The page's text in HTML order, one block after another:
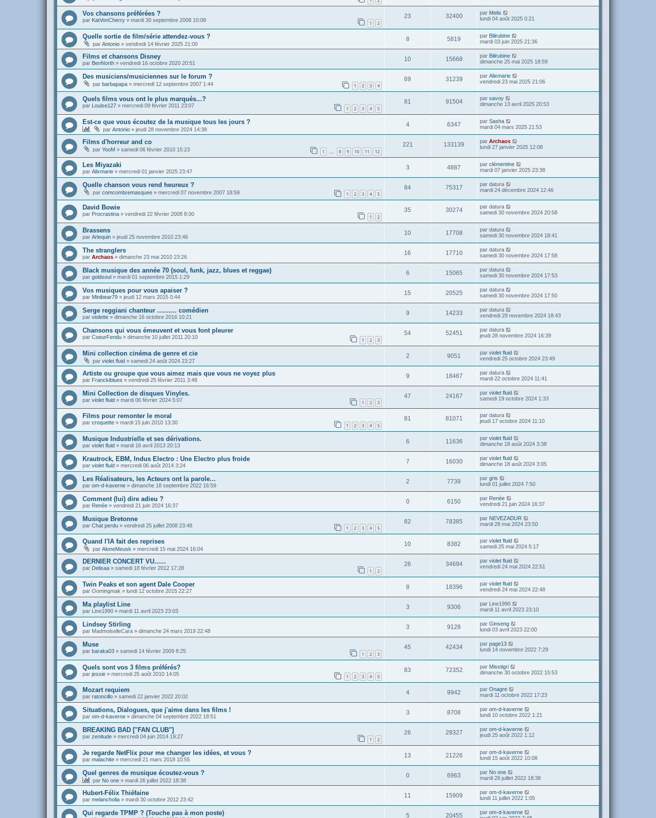
Vos chansons préférées ?
par KatVonCherry » mardi 30 septembre 2008 10:08 1 2
23 32400 par Melis
lundi 04 août 2025 0:21
Quelle sortie de film/série attendez-vous ?
par Antonio » vendredi 14 février 2025 21:00
8 5819 par Bilirubine
mardi 03 juin 2025 21:36
Films et chansons Disney
par BenNorth » vendredi 16 octobre 2020 20:51
10 15668 par Bilirubine
dimanche 25 mai 2025 18:59
Des musiciens/musiciennes sur le forum ?
par barbapapa » mercredi 12 septembre 2007 1:44 1 2 3 4
69 31239 par Alixmarie
vendredi 23 mai 2025 21:06
Quels films vous ont le plus marqués...?
par Louise127 » mercredi 09 février 2011 23:07 1 2 3 4 5
81 91504 par savoy
dimanche 13 avril 2025 20:53
Est-ce que vous écoutez de la musique tous les jours ?
par Antonio » jeudi 28 novembre 2024 14:38
4 6347 par Sasha
mardi 04 mars 2025 21:53
Films d'horreur and co
par YooM » samedi 06 février 2010 15:23 1 … 8 9 10 11 12
221 133139 par Archaos
lundi 27 janvier 2025 12:08
Les Miyazaki
par Alixmarie » mercredi 01 janvier 2025 23:47
3 4887 par clémentine
mardi 07 janvier 2025 23:38
Quelle chanson vous rend heureux ?
par comcombremasquee » mercredi 07 novembre 2007 18:59 1 2 3 4 5
84 75317 par datura
mardi 24 décembre 2024 12:46
David Bowie
par Procrastina » vendredi 22 février 2008 8:00 1 2
35 30274 par datura
samedi 30 novembre 2024 20:58
Brassens
par Arlequin » jeudi 25 novembre 2010 23:46
10 17708 par datura
samedi 30 novembre 2024 18:41
The stranglers
par Archaos » dimanche 23 mai 2010 23:26
16 17710 par datura
samedi 30 novembre 2024 17:58
Black musique des année 70 (soul, funk, jazz, blues et reggae)
par goldsoul » mardi 01 septembre 2015 1:29
6 15065 par datura
samedi 30 novembre 2024 17:53
Vos musiques pour vous apaiser ?
par Minibear79 » jeudi 12 mars 2015 0:44
15 20525 par datura
samedi 30 novembre 2024 17:50
Serge reggiani chanteur .......... comédien
par violette » dimanche 16 octobre 2016 10:21
9 14233 par datura
vendredi 29 novembre 2024 18:43
Chansons qui vous émeuvent et vous font pleurer
par CoeurFendu » dimanche 10 juillet 2011 20:10 1 2 3
54 52451 par datura
jeudi 28 novembre 2024 16:39
Mini collection cinéma de genre et cie
par violet fluid » samedi 24 août 2024 23:27
2 9051 par violet fluid
vendredi 25 octobre 2024 23:49
Artiste ou groupe que vous aimez mais que vous ne voyez plus
par Franckiblues » vendredi 25 février 2011 3:48
9 18467 par datura
mardi 22 octobre 2024 11:41
Mini Collection de disques Vinyles.
par violet fluid » mardi 06 février 2024 5:07 1 2 3
47 24167 par violet fluid
samedi 19 octobre 2024 1:33
Films pour remonter le moral
par croquette » mardi 15 juin 2010 13:30 1 2 3 4 5
81 81071 par datura
jeudi 17 octobre 2024 11:10
Musique Industrielle et ses dérivations.
par violet fluid » mardi 16 avril 2013 20:13
6 11636 par violet fluid
dimanche 18 août 2024 3:38
Krautrock, EBM, Indus Electro : Une Electro plus froide
par violet fluid » mercredi 06 août 2014 3:24
7 16030 par violet fluid
dimanche 18 août 2024 3:05
Les Réalisateurs, les Acteurs ont la parole...
par om-d-kaverne » dimanche 18 septembre 2022 16:59
2 7739 par gris
lundi 01 juillet 2024 7:50
Comment (lui) dire adieu ?
par Renée » vendredi 21 juin 2024 16:37
0 6150 par Renée
vendredi 21 juin 2024 16:37
Musique Bretonne
par Chat perdu » vendredi 25 juillet 2008 23:48 1 2 3 4 5
82 78385 par NEVEZADUR
mardi 28 mai 2024 23:50
Quand l'IA fait des reprises
par AloneMeusk » mercredi 15 mai 2024 16:04
10 8382 par violet fluid
samedi 25 mai 2024 5:17
DERNIER CONCERT VU......
par Delisaa » samedi 18 février 2012 17:28 1 2
26 34694 par violet fluid
vendredi 24 mai 2024 22:51
Twin Peaks et son agent Dale Cooper
par Oomingmak » lundi 12 octobre 2015 22:27
8 18396 par violet fluid
vendredi 24 mai 2024 22:48
Ma playlist Line
par Line1990 » mardi 11 avril 2023 23:03
3 9306 par Line1990
mardi 11 avril 2023 23:10
Lindsey Stirling
par MadmoiselleCara » dimanche 24 mars 2019 22:48
3 9128 par Ginseng
lundi 03 avril 2023 22:00
Muse
par baraka03 » samedi 14 février 2009 8:25 1 2 3
45 42434 par page13
lundi 14 novembre 2022 7:29
Quels sont vos 3 films préférés?
par jessie » mercredi 25 août 2010 14:05 1 2 3 4 5
83 72352 par Misstigri
dimanche 30 octobre 2022 15:53
Mozart requiem
par ratoncillo » samedi 22 janvier 2022 20:02
4 9942 par Onagre
mardi 11 octobre 2022 17:23
Situations, Dialogues, que j'aime dans les films !
par om-d-kaverne » dimanche 04 septembre 2022 18:51
3 8708 par om-d-kaverne
lundi 10 octobre 2022 1:21
BREAKING BAD ["FAN CLUB"]
par zenitude » mercredi 04 juin 2014 19:27 1 2
26 28327 par om-d-kaverne
jeudi 25 août 2022 1:12
Je regarde NetFlix pour me changer les idées, et vous ?
par malachite » mercredi 21 mars 2018 10:55
13 21226 par om-d-kaverne
lundi 15 août 2022 10:08
Quel genres de musique écoutez-vous ?
par No one » mardi 26 juillet 2022 18:38
0 6963 par No one
mardi 26 juillet 2022 18:38
Hubert-Félix Thiéfaine
par melancholia » mardi 30 octobre 2012 23:42
11 15909 par om-d-kaverne
lundi 11 juillet 2022 1:05
Qui regarde TPMP ? (Touche pas à mon poste) 5 20455 par om-d-kaverne